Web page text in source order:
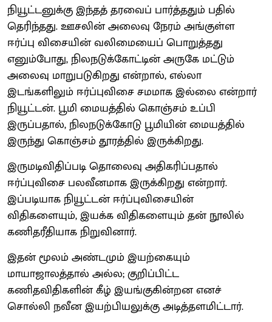
நியூட்டனுக்கு இந்தத் தரவைப் பார்த்ததும் பதில்
தெரிந்தது. ஊசலின் அலைவு நேரம் அங்குள்ள
ஈர்ப்பு விசையின் வலிமையைப் பொறுத்தது
எனும்போது, நிலநடுக்கோட்டின் அருகே மட்டும்
அலைவு மாறுபடுகிறது என்றால், எல்லா
இடங்களிலும் ஈர்ப்புவிசை சமமாக இல்லை என்றார்
நியூட்டன். பூமி மையத்தில் கொஞ்சம் உப்பி
இருப்பதால், நிலநடுக்கோடு பூமியின் மையத்தில்
இருந்து கொஞ்சம் தூரத்தில் இருக்கிறது.
இருமடிவிதிப்படி தொலைவு அதிகரிப்பதால்
ஈர்ப்புவிசை பலவீனமாக இருக்கிறது என்றார்.
இப்படியாக நியூட்டன் ஈர்ப்புவிசையின்
விதிகளையும், இயக்க விதிகளையும் தன் நூலில்
கணிதரீதியாக நிறுவினார்.
இதன் மூலம் அண்டமும் இயற்கையும்
மாயாஜாலத்தால் அல்ல; குறிப்பிட்ட
கணிதவிதிகளின் கீழ் இயங்குகின்றன எனச்
சொல்லி நவீன இயற்பியலுக்கு அடித்தளமிட்டார்.